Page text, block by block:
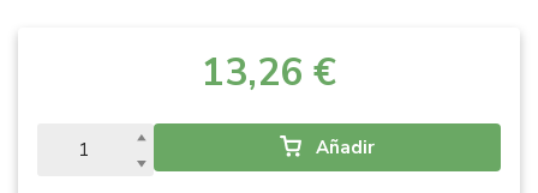
13,26 €
Añadir